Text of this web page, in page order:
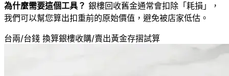
為什麼需要這個工具？ 銀樓回收舊金通常會扣除「耗損」，
我們可以幫您算出扣重前的原始價值，避免被店家低估。
台兩/台錢 換算銀樓收購/賣出黃金存摺試算